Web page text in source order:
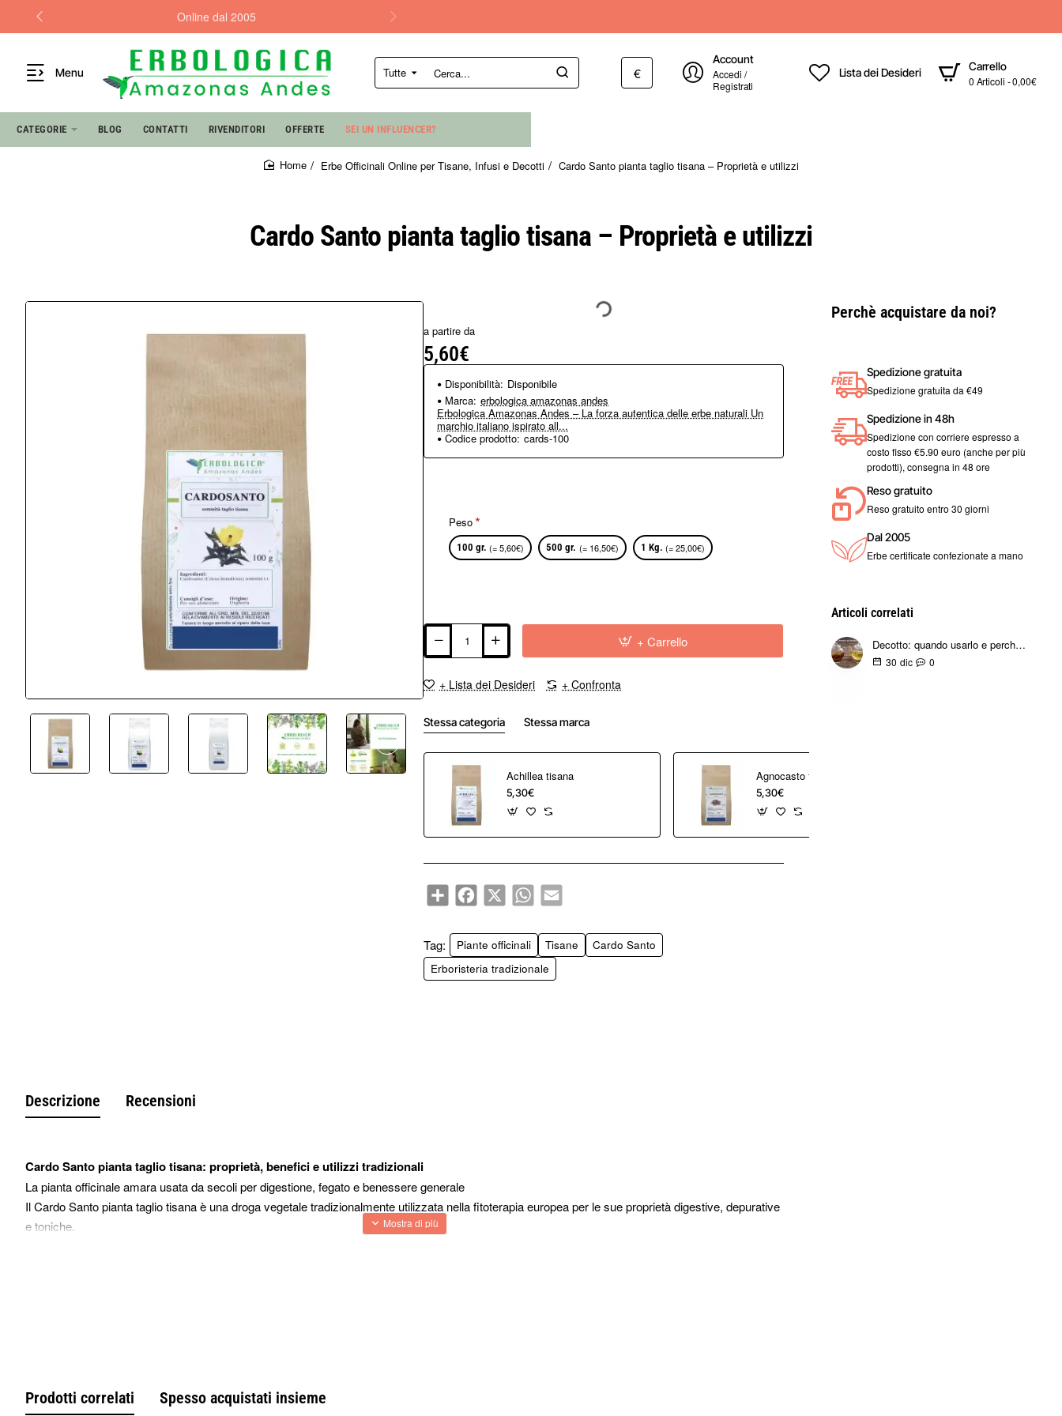
Online dal 2005
Menu Tutte
Cerca... €
Account
Accedi /
Registrati
Lista dei Desideri
Carrello
0 Articoli - 0,00€
CATEGORIE BLOG CONTATTI RIVENDITORI OFFERTE SEI UN INFLUENCER?
Cardo Santo pianta taglio tisana – Proprietà e utilizzi
Erbe Officinali Online per Tisane, Infusi e Decotti Cardo Santo pianta taglio tisana – Proprietà e utilizzi
a partire da
5,60€
Disponibilità: Disponibile
Marca: erbologica amazonas andes
Erbologica Amazonas Andes – La forza autentica delle erbe naturali Un
marchio italiano ispirato all...
Codice prodotto: cards-100
Peso
100 gr. (= 5,60€) 500 gr. (= 16,50€) 1 Kg. (= 25,00€)
+ Carrello
+ Lista dei Desideri + Confronta
Stessa categoria Stessa marca
Achillea tisana
5,30€
Agnocasto frutti tisana
5,30€
ShareFacebook
X WhatsAppEmail
Tag: Piante officinali Tisane
Cardo Santo
Erboristeria tradizionale
Descrizione Recensioni
Cardo Santo pianta taglio tisana: proprietà, benefici e utilizzi tradizionali
La pianta officinale amara usata da secoli per digestione, fegato e benessere generale
Il Cardo Santo pianta taglio tisana è una droga vegetale tradizionalmente utilizzata nella fitoterapia europea per le sue proprietà digestive, depurative
e toniche.
Proprietà tradizionali del Cardo Santo
Perchè acquistare da noi?
Spedizione gratuita
Spedizione gratuita da €49
Spedizione in 48h
Spedizione con corriere espresso a
costo fisso €5.90 euro (anche per più
prodotti), consegna in 48 ore
Reso gratuito
Reso gratuito entro 30 giorni
Dal 2005
Erbe certificate confezionate a mano
Articoli correlati
Decotto: quando usarlo e perché è indispensabile
30 dic 0
Prodotti correlati Spesso acquistati insieme